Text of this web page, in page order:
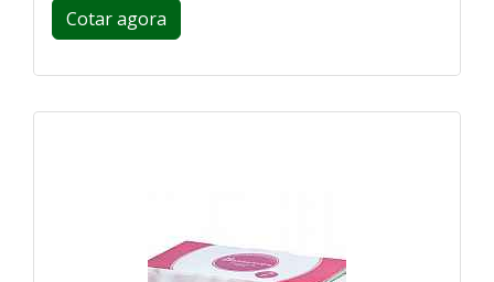
Cotar agora